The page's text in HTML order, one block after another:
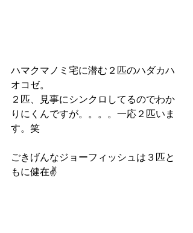
ハマクマノミ宅に潜む２匹のハダカハ
オコゼ。
２匹、見事にシンクロしてるのでわか
りにくんですが。。。。一応２匹いま
す。笑
ごきげんなジョーフィッシュは３匹と
もに健在✌